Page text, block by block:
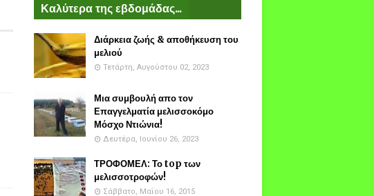
Καλύτερα της εβδομάδας...
Διάρκεια ζωής & αποθήκευση του
μελιού
Τετάρτη, Αυγούστου 02, 2023
Μια συμβουλή απο τον
Επαγγελματία μελισσοκόμο
Μόσχο Ντιώνια!
Δευτέρα, Ιουνίου 26, 2023
ΤΡΟΦΟΜΕΛ: Το top των
μελισσοτροφών!
Σάββατο, Μαΐου 16, 2015